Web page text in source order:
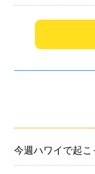
今週ハワイで起こ